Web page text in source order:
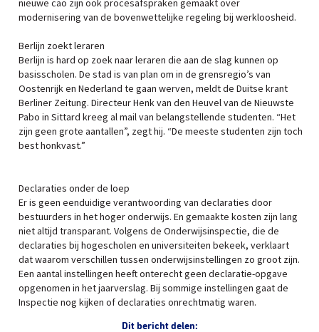
nieuwe cao zijn ook procesafspraken gemaakt over
modernisering van de bovenwettelijke regeling bij werkloosheid.
Berlijn zoekt leraren
Berlijn is hard op zoek naar leraren die aan de slag kunnen op
basisscholen. De stad is van plan om in de grensregio’s van
Oostenrijk en Nederland te gaan werven, meldt de Duitse krant
Berliner Zeitung. Directeur Henk van den Heuvel van de Nieuwste
Pabo in Sittard kreeg al mail van belangstellende studenten. “Het
zijn geen grote aantallen”, zegt hij. “De meeste studenten zijn toch
best honkvast.”
Declaraties onder de loep
Er is geen eenduidige verantwoording van declaraties door
bestuurders in het hoger onderwijs. En gemaakte kosten zijn lang
niet altijd transparant. Volgens de Onderwijsinspectie, die de
declaraties bij hogescholen en universiteiten bekeek, verklaart
dat waarom verschillen tussen onderwijsinstellingen zo groot zijn.
Een aantal instellingen heeft onterecht geen declaratie-opgave
opgenomen in het jaarverslag. Bij sommige instellingen gaat de
Inspectie nog kijken of declaraties onrechtmatig waren.
Dit bericht delen: